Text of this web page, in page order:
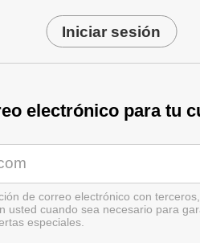
Iniciar sesión
electrónico para tu
de correo electrónico con
usted cuando sea necesario para
especiales.